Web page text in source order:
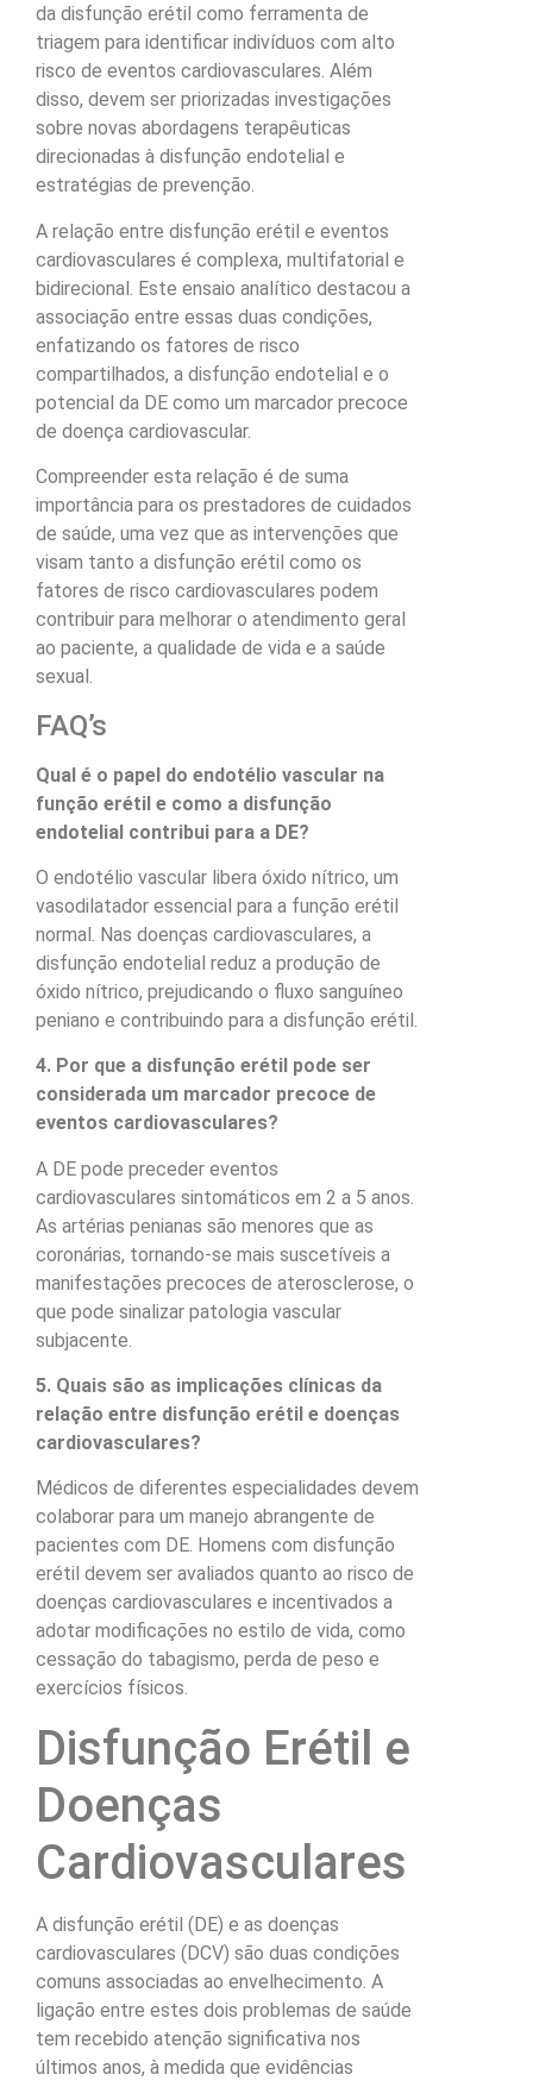
da disfunção erétil como ferramenta de
triagem para identificar indivíduos com alto
risco de eventos cardiovasculares. Além
disso, devem ser priorizadas investigações
sobre novas abordagens terapêuticas
direcionadas à disfunção endotelial e
estratégias de prevenção.
A relação entre disfunção erétil e eventos
cardiovasculares é complexa, multifatorial e
bidirecional. Este ensaio analítico destacou a
associação entre essas duas condições,
enfatizando os fatores de risco
compartilhados, a disfunção endotelial e o
potencial da DE como um marcador precoce
de doença cardiovascular.
Compreender esta relação é de suma
importância para os prestadores de cuidados
de saúde, uma vez que as intervenções que
visam tanto a disfunção erétil como os
fatores de risco cardiovasculares podem
contribuir para melhorar o atendimento geral
ao paciente, a qualidade de vida e a saúde
sexual.
FAQ’s
Qual é o papel do endotélio vascular na
função erétil e como a disfunção
endotelial contribui para a DE?
O endotélio vascular libera óxido nítrico, um
vasodilatador essencial para a função erétil
normal. Nas doenças cardiovasculares, a
disfunção endotelial reduz a produção de
óxido nítrico, prejudicando o fluxo sanguíneo
peniano e contribuindo para a disfunção erétil.
4. Por que a disfunção erétil pode ser
considerada um marcador precoce de
eventos cardiovasculares?
A DE pode preceder eventos
cardiovasculares sintomáticos em 2 a 5 anos.
As artérias penianas são menores que as
coronárias, tornando-se mais suscetíveis a
manifestações precoces de aterosclerose, o
que pode sinalizar patologia vascular
subjacente.
5. Quais são as implicações clínicas da
relação entre disfunção erétil e doenças
cardiovasculares?
Médicos de diferentes especialidades devem
colaborar para um manejo abrangente de
pacientes com DE. Homens com disfunção
erétil devem ser avaliados quanto ao risco de
doenças cardiovasculares e incentivados a
adotar modificações no estilo de vida, como
cessação do tabagismo, perda de peso e
exercícios físicos.
Disfunção Erétil e
Doenças
Cardiovasculares
A disfunção erétil (DE) e as doenças
cardiovasculares (DCV) são duas condições
comuns associadas ao envelhecimento. A
ligação entre estes dois problemas de saúde
tem recebido atenção significativa nos
últimos anos, à medida que evidências